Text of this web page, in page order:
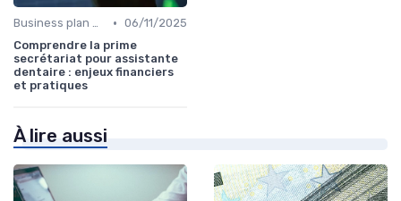
Business plan & modélisation financière • 06/11/2025
Comprendre la prime
secrétariat pour assistante
dentaire : enjeux financiers
et pratiques
À lire aussi